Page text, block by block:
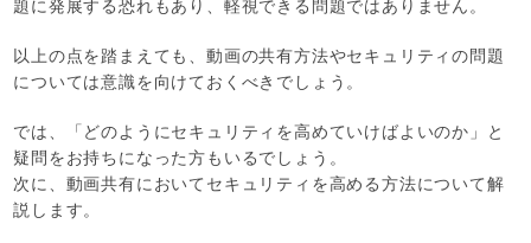
題に発展する恐れもあり、軽視できる問題ではありません。
以上の点を踏まえても、動画の共有方法やセキュリティの問題
については意識を向けておくべきでしょう。
では、「どのようにセキュリティを高めていけばよいのか」と
疑問をお持ちになった方もいるでしょう。
次に、動画共有においてセキュリティを高める方法について解
説します。